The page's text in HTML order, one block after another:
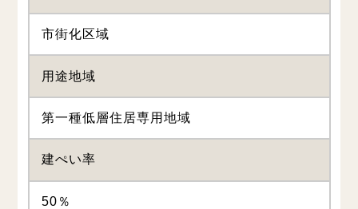
市街化区域
用途地域
第一種低層住居専用地域
建ぺい率
50％